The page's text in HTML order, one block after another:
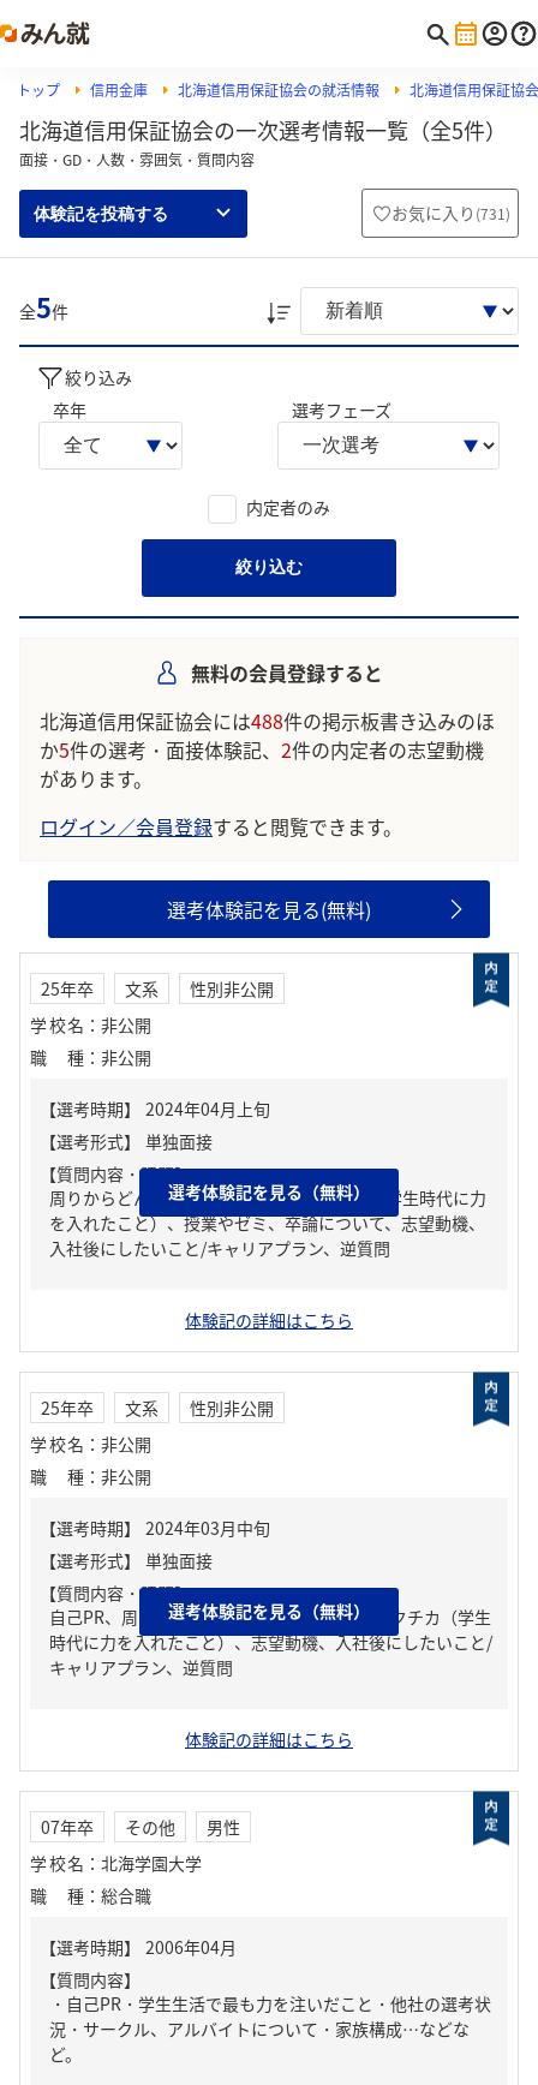
トップ 信用金庫 北海道信用保証協会の就活情報 北海道信用保証協
北海道信用保証協会の一次選考情報一覧（全5件）
面接・GD・人数・雰囲気・質問内容
体験記を投稿する お気に入り (731)
全5件
絞り込み
卒年
選考フェーズ
内定者のみ
絞り込む
無料の会員登録すると
北海道信用保証協会には488件の掲示板書き込みのほ
か5件の選考・面接体験記、 2件の内定者の志望動機
があります。
ログイン／会員登録すると閲覧できます。
選考体験記を見る(無料)
25年卒 文系
性別非公開
学校名 ： 非公開
職種 ： 非公開
【質問内容・課題】
周りからどんな人といわれる？、ガクチカ（学生時代に力
を入れたこと）、授業やゼミ、卒論について、志望動機、
入社後にしたいこと/キャリアプラン、逆質問
選考体験記を見る（無料）
体験記の詳細はこちら
25年卒 文系
性別非公開
学校名 ： 非公開
職種 ： 非公開
【質問内容・課題】
自己PR、周りからどんな人といわれる？、ガクチカ（学生
時代に力を入れたこと）、志望動機、入社後にしたいこと/
キャリアプラン、逆質問
選考体験記を見る（無料）
体験記の詳細はこちら
07年卒 その他
男性
学校名 ： 北海学園大学
職種 ： 総合職
【質問内容】
・自己PR・学生生活で最も力を注いだこと・他社の選考状
況・サークル、アルバイトについて・家族構成…などな
ど。